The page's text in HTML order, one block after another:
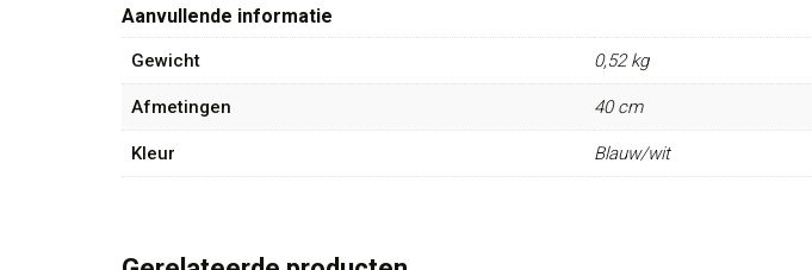
Aanvullende informatie
Gewicht 0,52 kg
Afmetingen 40 cm
Kleur Blauw/wit